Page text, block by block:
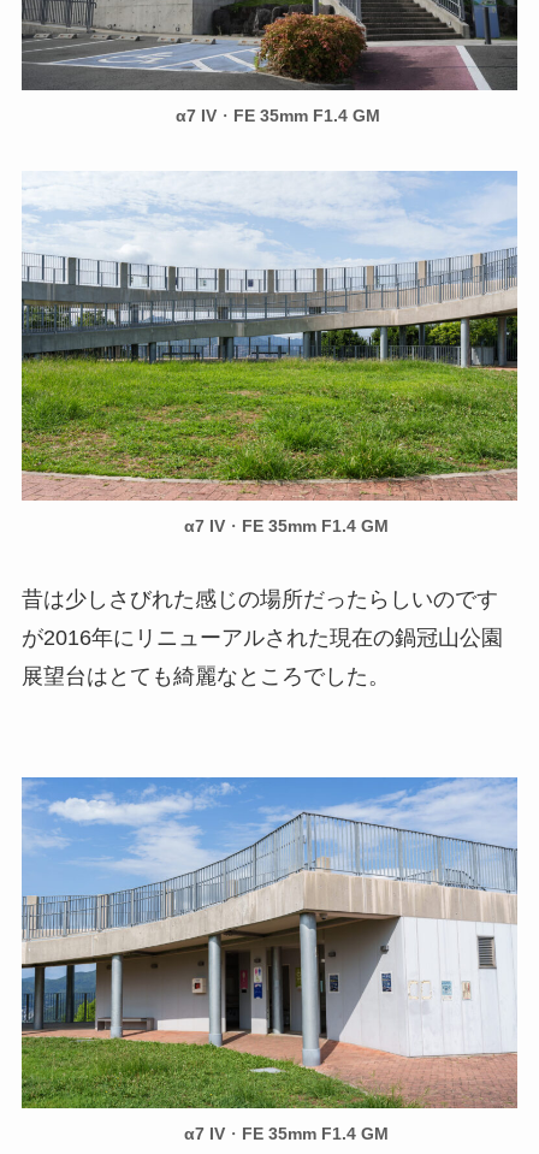
α7 IV ・ FE 35mm F1.4 GM
α7 IV ・ FE 35mm F1.4 GM
昔は少しさびれた感じの場所だったらしいのです
が2016年にリニューアルされた現在の鍋冠山公園
展望台はとても綺麗なところでした。
α7 IV ・ FE 35mm F1.4 GM